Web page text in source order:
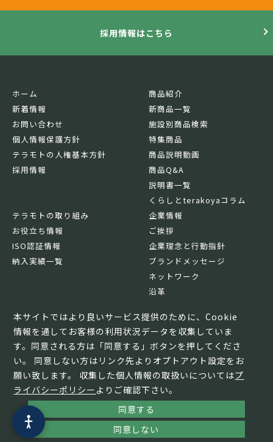
本サイトではより良いサービス提供のために、Cookie
情報を通してお客様の利用状況データを収集していま
す。同意される方は「同意する」ボタンを押してくださ
い。 同意しない方はリンク先よりオプトアウト設定をお
願い致します。 収集した個人情報の取扱いについてはプ
ライバシーポリシー よりご確認下さい。
同意する
同意しない
採用情報はこちら
ホーム
新着情報
お問い合わせ
個人情報保護方針
テラモトの人権基本方針
採用情報
商品紹介
新商品一覧
施設別商品検索
特集商品
商品説明動画
商品Q&A
説明書一覧
くらしとterakoyaコラム
テラモトの取り組み
お役立ち情報
ISO認証情報
納入実績一覧
企業情報
ご挨拶
企業理念と行動指針
ブランドメッセージ
ネットワーク
沿革
© TERAMOTO All Rights Reserved.